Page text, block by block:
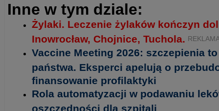
Inne w tym dziale:
Żylaki. Leczenie żylaków kończyn
Inowrocław, Chojnice, Tuchola.
Vaccine Meeting 2026: szczepienia
państwa. Eksperci apelują o
finansowanie profilaktyki
Rola automatyzacji w podawaniu
oszczędności dla szpitali